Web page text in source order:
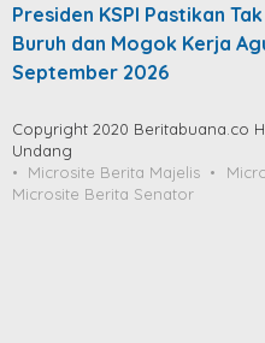
Presiden KSPI Pastikan
Buruh dan Mogok Kerja
September 2026
Copyright 2020 Beritabuana.co
Undang
Microsite Berita Majelis
Microsite Berita Senator